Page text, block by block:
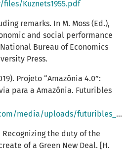
Kuznets1955.pdf
remarks. In M. Moss (Ed.),
and social performance
Bureau of Economics
Press.
Projeto “Amazônia 4.0”:
para a Amazônia. Futuribles
uploads/futuribles_pt_ed_02_.pdf
Recognizing the duty of the
of a Green New Deal. [H.